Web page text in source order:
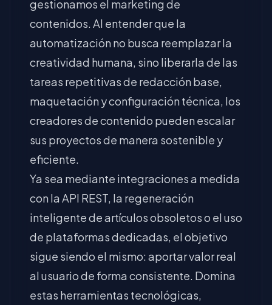
gestionamos el marketing de
contenidos. Al entender que la
automatización no busca reemplazar la
creatividad humana, sino liberarla de las
tareas repetitivas de redacción base,
maquetación y configuración técnica, los
creadores de contenido pueden escalar
sus proyectos de manera sostenible y
eficiente.
Ya sea mediante integraciones a medida
con la API REST, la regeneración
inteligente de artículos obsoletos o el uso
de plataformas dedicadas, el objetivo
sigue siendo el mismo: aportar valor real
al usuario de forma consistente. Domina
estas herramientas tecnológicas,